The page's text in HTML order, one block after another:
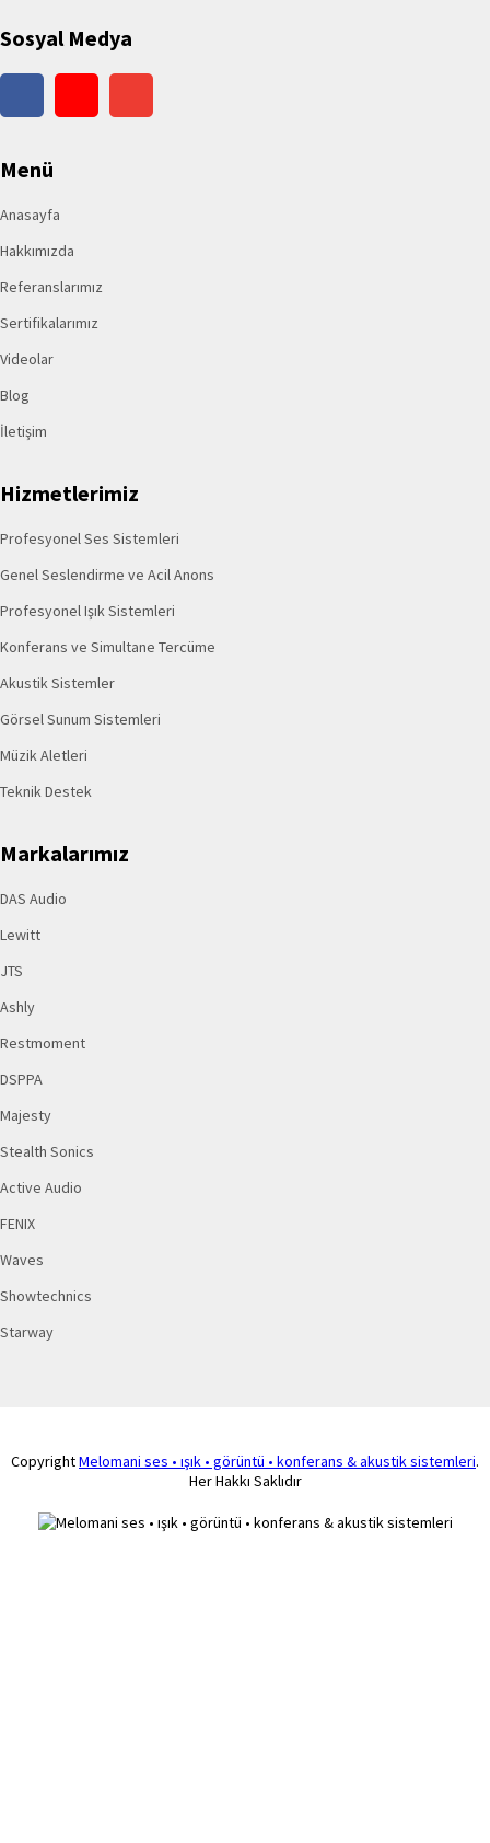
Sosyal Medya
Menü
Anasayfa
Hakkımızda
Referanslarımız
Sertifikalarımız
Videolar
Blog
İletişim
Hizmetlerimiz
Profesyonel Ses Sistemleri
Genel Seslendirme ve Acil Anons
Profesyonel Işık Sistemleri
Konferans ve Simultane Tercüme
Akustik Sistemler
Görsel Sunum Sistemleri
Müzik Aletleri
Teknik Destek
Markalarımız
DAS Audio
Lewitt
JTS
Ashly
Restmoment
DSPPA
Majesty
Stealth Sonics
Active Audio
FENIX
Waves
Showtechnics
Starway
CopyrightMelomani ses • ışık • görüntü • konferans & akustik sistemleri.
Her Hakkı Saklıdır